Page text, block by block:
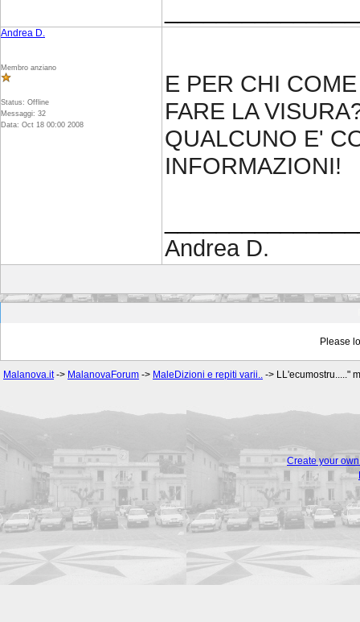
Andrea D.
Membro anziano
Status: Offline
Messaggi: 32
Data: Oct 18 00:00 2008
E PER CHI
FARE LA
QUALCUNO E'
INFORMAZIONI!
Andrea D.
Please
Malanova.it-> MalanovaForum -> MaleDizioni e repiti varii.. -> LL'ecumostru....."
Create your